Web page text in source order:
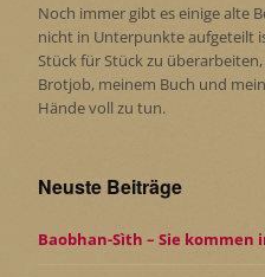
Noch immer gibt es einige alte
nicht in Unterpunkte aufgeteilt
Stück für Stück zu
Brotjob, meinem Buch und
Hände voll zu tun.
Neuste Beiträge
Baobhan-Sìth – Sie kommen